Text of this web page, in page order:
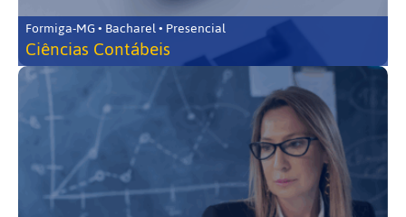
Formiga-MG • Bacharel • Presencial
Ciências Contábeis